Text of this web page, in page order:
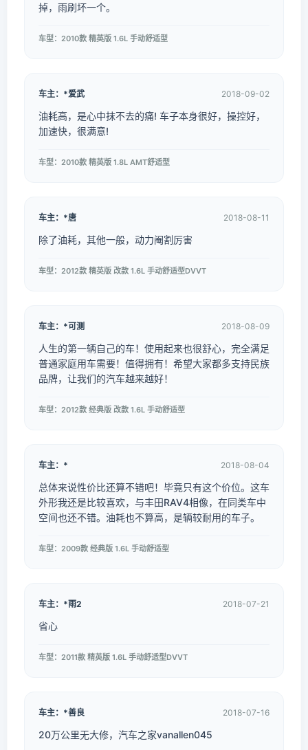
掉，雨刷坏一个。
车型：2010款 精英版 1.6L 手动舒适型
车主：*爱武 2018-09-02
油耗高，是心中抹不去的痛! 车子本身很好，操控好，
加速快，很满意!
车型：2010款 精英版 1.8L AMT舒适型
车主：*唐 2018-08-11
除了油耗，其他一般，动力阉割厉害
车型：2012款 精英版 改款 1.6L 手动舒适型DVVT
车主：*可测 2018-08-09
人生的第一辆自己的车！使用起来也很舒心，完全满足
普通家庭用车需要！值得拥有！希望大家都多支持民族
品牌，让我们的汽车越来越好！
车型：2012款 经典版 改款 1.6L 手动舒适型
车主：* 2018-08-04
总体来说性价比还算不错吧！毕竟只有这个价位。这车
外形我还是比较喜欢，与丰田RAV4相像，在同类车中
空间也还不错。油耗也不算高，是辆较耐用的车子。
车型：2009款 经典版 1.6L 手动舒适型
车主：*雨2 2018-07-21
省心
车型：2011款 精英版 1.6L 手动舒适型DVVT
车主：*善良 2018-07-16
20万公里无大修，汽车之家vanallen045